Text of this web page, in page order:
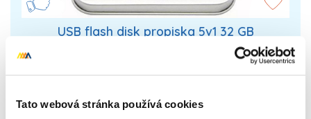
Tato webová stránka používá cookies
USB flash disk propiska 5v1 32 GB
USB flash disk 5v1. Kapacita 32 GB. Flash disk
pero, laser, UW světlo pro…